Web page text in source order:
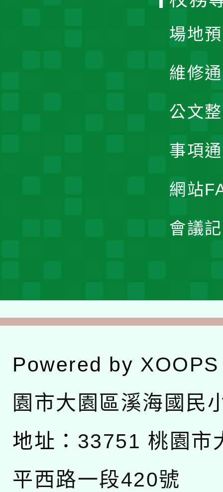
場地
維修
公文
事項
網站
會議
Powered by XOOPS
園市大園區溪海國民
地址： 33751 桃園市
平西路一段420號